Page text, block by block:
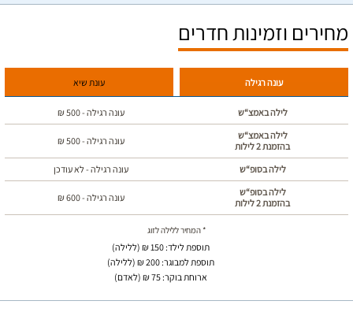
מחירים וזמינות חדרים
עונת שיא עונה רגילה
לילה באמצ“ש עונה רגילה -500
₪
לילה באמצ“ש
בהזמנת 2 לילות
עונה רגילה -500
₪
לילה בסופ“ש
עונה רגילה - לא עודכן
לילה בסופ“ש
בהזמנת 2 לילות
עונה רגילה -600
₪
* המחיר ללילה לזוג
תוספת לילד: 150 ₪ (ללילה)
תוספת למבוגר: 200 ₪ (ללילה)
ארוחת בוקר: 75 ₪ (לאדם)